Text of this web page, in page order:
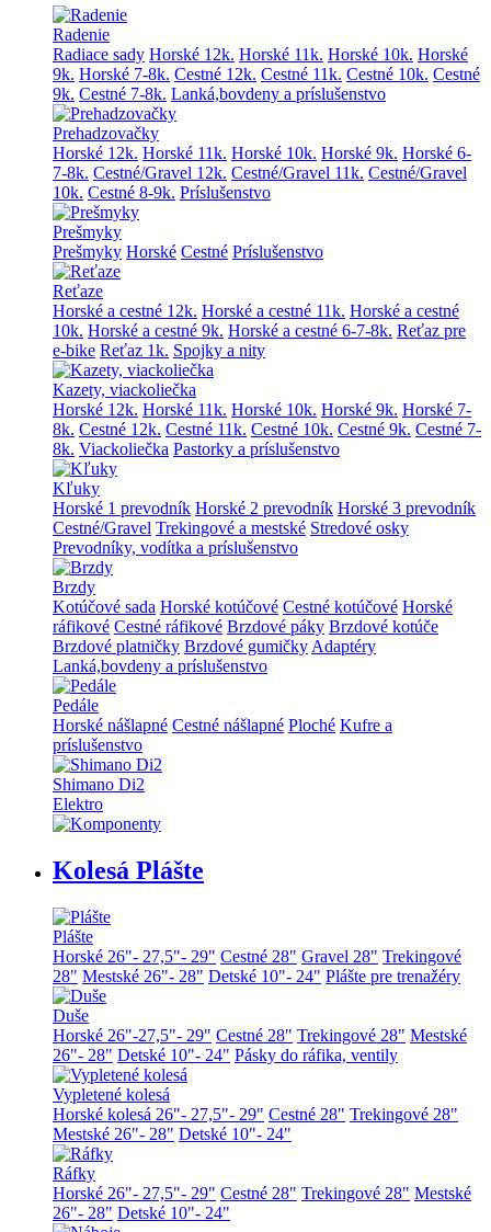
Radenie
Radiace sady Horské 12k. Horské 11k. Horské 10k. Horské
9k. Horské 7-8k. Cestné 12k. Cestné 11k. Cestné 10k. Cestné
9k. Cestné 7-8k. Lanká,bovdeny a príslušenstvo
Prehadzovačky
Horské 12k. Horské 11k. Horské 10k. Horské 9k. Horské 6-
7-8k. Cestné/Gravel 12k. Cestné/Gravel 11k. Cestné/Gravel
10k. Cestné 8-9k. Príslušenstvo
Prešmyky
Prešmyky Horské Cestné Príslušenstvo
Reťaze
Horské a cestné 12k. Horské a cestné 11k. Horské a cestné
10k. Horské a cestné 9k. Horské a cestné 6-7-8k. Reťaz pre
e-bike Reťaz 1k. Spojky a nity
Kazety, viackoliečka
Horské 12k. Horské 11k. Horské 10k. Horské 9k. Horské 7-
8k. Cestné 12k. Cestné 11k. Cestné 10k. Cestné 9k. Cestné 7-
8k. Viackoliečka Pastorky a príslušenstvo
Kľuky
Horské 1 prevodník Horské 2 prevodník Horské 3 prevodník
Cestné/Gravel Trekingové a mestské Stredové osky
Prevodníky, vodítka a príslušenstvo
Brzdy
Kotúčové sada Horské kotúčové Cestné kotúčové Horské
ráfikové Cestné ráfikové Brzdové páky Brzdové kotúče
Brzdové platničky Brzdové gumičkyAdaptéry
Lanká,bovdeny a príslušenstvo
Pedále
Horské nášlapné Cestné nášlapné Ploché Kufre a
príslušenstvo
Shimano Di2
Elektro
Kolesá Plášte
Plášte
Horské 26"- 27,5"- 29" Cestné 28" Gravel 28" Trekingové
28" Mestské 26"- 28" Detské 10"- 24" Plášte pre trenažéry
Duše
Horské 26"-27,5"- 29" Cestné 28" Trekingové 28" Mestské
26"- 28" Detské 10"- 24" Pásky do ráfika, ventily
Vypletené kolesá
Horské kolesá 26"- 27,5"- 29" Cestné 28" Trekingové 28"
Mestské 26"- 28" Detské 10"- 24"
Ráfky
Horské 26"- 27,5"- 29" Cestné 28" Trekingové 28" Mestské
26"- 28" Detské 10"- 24"